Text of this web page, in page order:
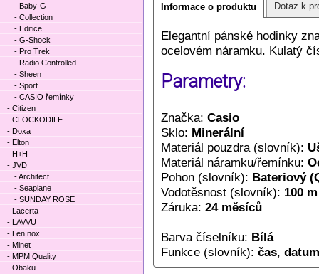
Informace o produktu Dotaz k
Elegantní pánské hodinky
ocelovém náramku. Kulatý
Parametry:
Značka: Casio
Sklo: Minerální
Materiál pouzdra (slovník):
Materiál náramku/řemínku:
Pohon (slovník): Bateriový
Vodotěsnost (slovník): 100 m
Záruka: 24 měsíců
Barva číselníku: Bílá
Funkce (slovník): čas, datum
- Baby-G
- Collection
- Edifice
- G-Shock
- Pro Trek
- Radio Controlled
- Sheen
- Sport
- CASIO řemínky
- Citizen
- CLOCKODILE
- Doxa
- Elton
- H+H
- JVD
- Architect
- Seaplane
- SUNDAY ROSE
- Lacerta
- LAVVU
- Len.nox
- Minet
- MPM Quality
- Obaku